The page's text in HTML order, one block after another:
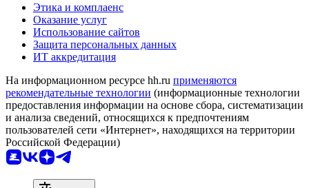
Этика и комплаенс
Оказание услуг
Использование сайтов
Защита персональных данных
ИТ аккредитация
На информационном ресурсе hh.ru применяются
рекомендательные технологии (информационные технологии
предоставления информации на основе сбора, систематизации
и анализа сведений, относящихся к предпочтениям
пользователей сети «Интернет», находящихся на территории
Российской Федерации)